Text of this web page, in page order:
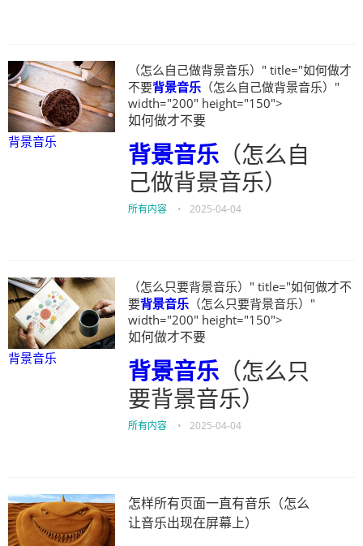
背景音乐
（怎么自己做背景音乐）" title="如何做才
不要背景音乐 （怎么自己做背景音乐）"
width="200" height="150">
如何做才不要
背景音乐（怎么自
己做背景音乐）
所有内容 • 2025-04-04
背景音乐
（怎么只要背景音乐）" title="如何做才不
要背景音乐 （怎么只要背景音乐）"
width="200" height="150">
如何做才不要
背景音乐（怎么只
要背景音乐）
所有内容 • 2025-04-04
怎样所有页面一直有音乐（怎么
让音乐出现在屏幕上）